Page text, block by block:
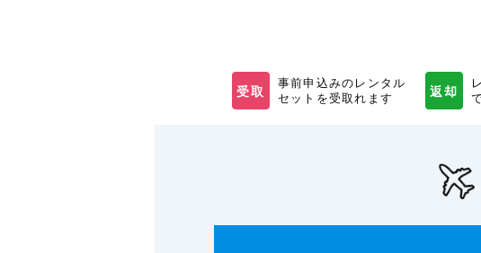
受取
事前申込みのレンタル
セットを受取れます
返却